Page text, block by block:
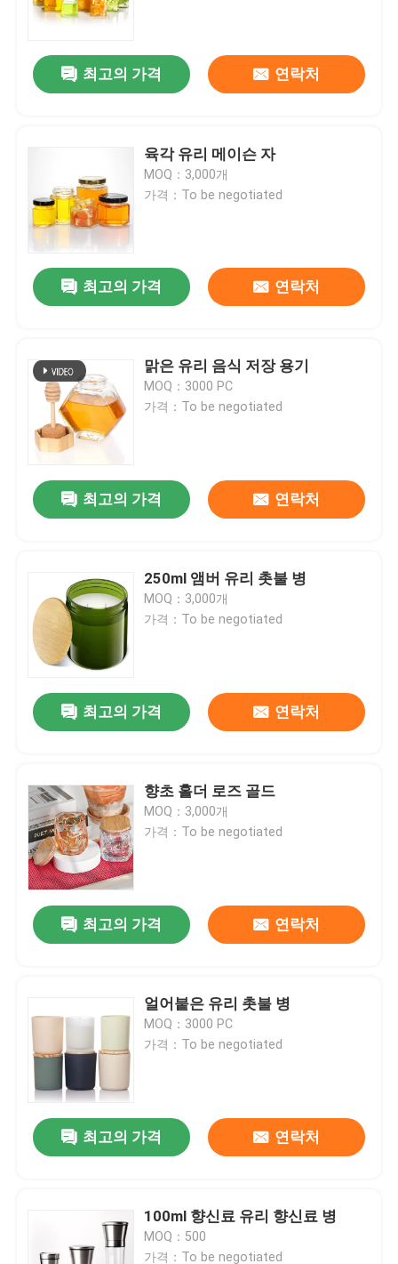
홈
회사 소개
최고의 가격 연락처
육각 유리 메이슨 자
MOQ：3,000개
가격：To be negotiated
최고의 가격 연락처
맑은 유리 음식 저장 용기
MOQ：3000 PC
가격：To be negotiated
최고의 가격 연락처
250ml 앰버 유리 촛불 병
MOQ：3,000개
가격：To be negotiated
최고의 가격 연락처
향초 홀더 로즈 골드
MOQ：3,000개
가격：To be negotiated
최고의 가격 연락처
얼어붙은 유리 촛불 병
MOQ：3000 PC
가격：To be negotiated
최고의 가격 연락처
100ml 향신료 유리 향신료 병
MOQ：500
가격：To be negotiated